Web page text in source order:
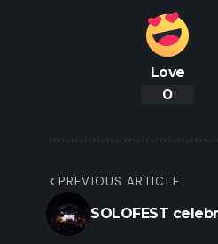
Love
0
PREVIOUS ARTICLE
SOLOFEST